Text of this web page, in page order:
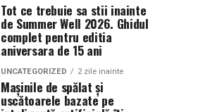
Tot ce trebuie sa stii inainte
de Summer Well 2026. Ghidul
complet pentru editia
aniversara de 15 ani
UNCATEGORIZED 2 zile inainte
Mașinile de spălat și
uscătoarele bazate pe